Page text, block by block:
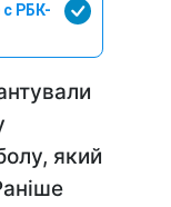
РБК-
який